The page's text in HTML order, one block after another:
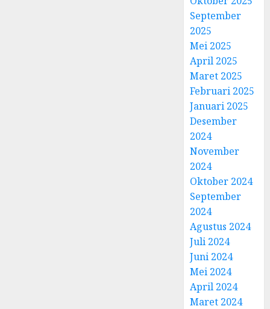
September
2025
Mei 2025
April 2025
Maret 2025
Februari 2025
Januari 2025
Desember
2024
November
2024
Oktober 2024
September
2024
Agustus 2024
Juli 2024
Juni 2024
Mei 2024
April 2024
Maret 2024